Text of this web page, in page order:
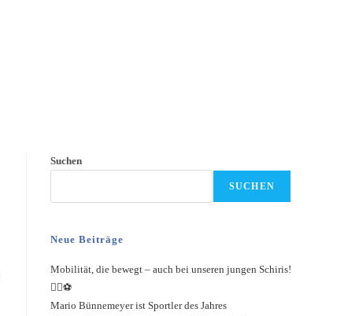
Suchen
SUCHEN
Neue Beiträge
Mobilität, die bewegt – auch bei unseren jungen Schiris!
🚴‍♀️⚽️
Mario Bünnemeyer ist Sportler des Jahres